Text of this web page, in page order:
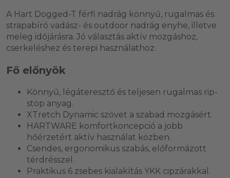
A Hart Dogged-T férfi nadrág könnyű, rugalmas és
strapabíró vadász- és outdoor nadrág enyhe, illetve
meleg időjárásra. Jó választás aktív mozgáshoz,
cserkeléshez és terepi használathoz.
Fő előnyök
Könnyű, légáteresztő és teljesen rugalmas rip-
stop anyag.
XTretch Dynamic szövet a szabad mozgásért.
HARTWARE komfortkoncepció a jobb
hőérzetért aktív használat közben.
Csendes, ergonomikus szabás, előformázott
térdrésszel.
Praktikus 6 zsebes kialakítás YKK cipzárakkal.